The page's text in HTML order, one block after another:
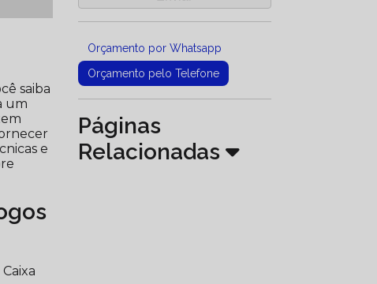
saiba
um
e
Orçamento por Whatsapp
Orçamento pelo Telefone
Páginas
Relacionadas